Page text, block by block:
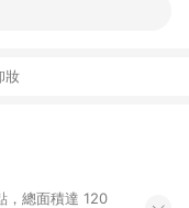
妝
，總面積達 120